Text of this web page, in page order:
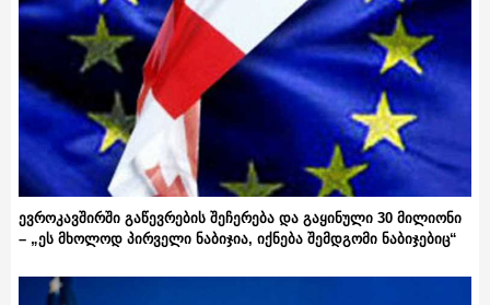
ევროკავშირში გაწევრების შეჩერება და გაყინული 30 მილიონი
– „ეს მხოლოდ პირველი ნაბიჯია, იქნება შემდგომი ნაბიჯებიც“